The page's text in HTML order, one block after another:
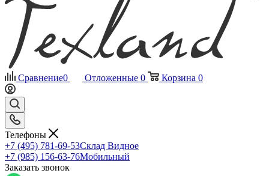
Сравнение0 Отложенные 0 Корзина 0
Телефоны
+7 (495) 781-69-53Склад Видное
+7 (985) 156-63-76Мобильный
Заказать звонок